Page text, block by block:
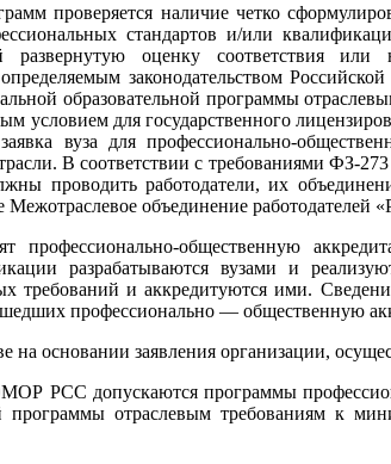
проверяется наличие четко
стандартов и/или
развернутую оценку соответствия
законодательством
образовательной программы
условием для государственного
заявка вуза для профессионально-
В соответствии с требованиями ФЗ-
проводить работодатели, их
Межотраслевое объединение
общественную
разрабатываются вузами и
требований и аккредитуются ими.
профессионально — общественную
на основании заявления организации,
РСС допускаются программы
программы отраслевым требованиям к